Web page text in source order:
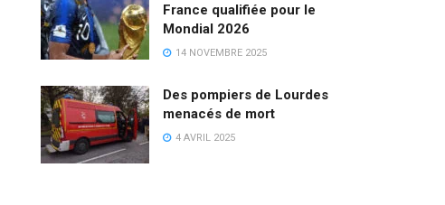
France qualifiée pour le
Mondial 2026
14 NOVEMBRE 2025
Des pompiers de Lourdes
menacés de mort
4 AVRIL 2025